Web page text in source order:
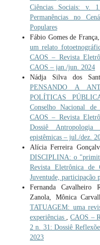
Ciências Sociais: v.
Permanências no
Populares
Fábio Gomes de França,
um relato
CAOS – Revista
CAOS – jan./jun. 2024
Nádja Silva dos
PENSANDO A
POLÍTICAS
Conselho Nacional
CAOS – Revista
Dossiê
epistêmicas – jul./dez.
Alícia Ferreira
DISCIPLINA: o
Revista Eletrônica
Juventude, participação
Fernanda Cavalheiro
Zanola, Mônica
TATUAGEM: uma
experiências
,CAOS –
2 n. 31: Dossiê
2023